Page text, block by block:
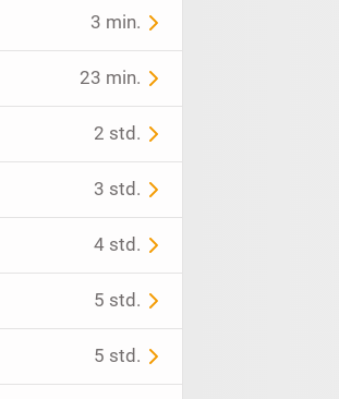
3 min.
23 min.
2 std.
3 std.
4 std.
5 std.
5 std.